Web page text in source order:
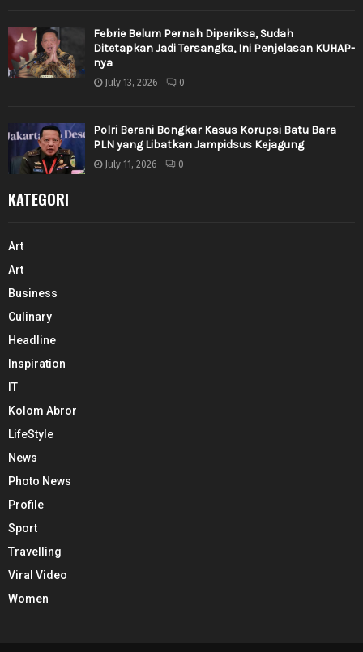
Febrie Belum Pernah Diperiksa, Sudah
Ditetapkan Jadi Tersangka, Ini Penjelasan KUHAP-
nya
July 13, 2026 0
Polri Berani Bongkar Kasus Korupsi Batu Bara
PLN yang Libatkan Jampidsus Kejagung
July 11, 2026 0
KATEGORI
Art
Art
Business
Culinary
Headline
Inspiration
IT
Kolom Abror
LifeStyle
News
Photo News
Profile
Sport
Travelling
Viral Video
Women